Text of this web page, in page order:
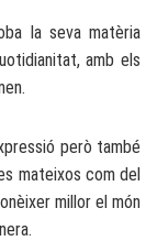
la seva matèria
amb els
però també
mateixos com del
millor el món